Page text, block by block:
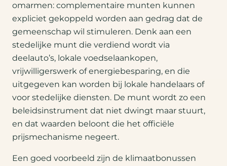
omarmen: complementaire munten kunnen
expliciet gekoppeld worden aan gedrag dat de
gemeenschap wil stimuleren. Denk aan een
stedelijke munt die verdiend wordt via
deelauto’s, lokale voedselaankopen,
vrijwilligerswerk of energiebesparing, en die
uitgegeven kan worden bij lokale handelaars of
voor stedelijke diensten. De munt wordt zo een
beleidsinstrument dat niet dwingt maar stuurt,
en dat waarden beloont die het officiële
prijsmechanisme negeert.
Een goed voorbeeld zijn de klimaatbonussen